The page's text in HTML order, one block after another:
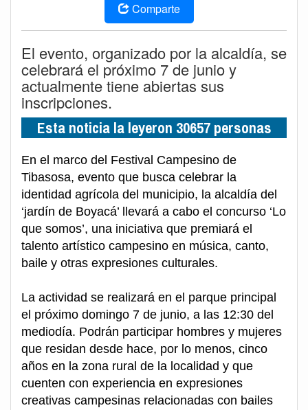
Comparte
El evento, organizado por la alcaldía, se
celebrará el próximo 7 de junio y
actualmente tiene abiertas sus
inscripciones.
Esta noticia la leyeron 30657 personas
En el marco del Festival Campesino de
Tibasosa, evento que busca celebrar la
identidad agrícola del municipio, la alcaldía del
‘jardín de Boyacá’ llevará a cabo el concurso ‘Lo
que somos’, una iniciativa que premiará el
talento artístico campesino en música, canto,
baile y otras expresiones culturales.
La actividad se realizará en el parque principal
el próximo domingo 7 de junio, a las 12:30 del
mediodía. Podrán participar hombres y mujeres
que residan desde hace, por lo menos, cinco
años en la zona rural de la localidad y que
cuenten con experiencia en expresiones
creativas campesinas relacionadas con bailes